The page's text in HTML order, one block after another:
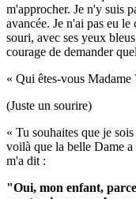
m'approcher. Je n'y suis
avancée. Je n'ai pas eu
souri, avec ses yeux
courage de demander
« Qui êtes-vous Madame
(Juste un sourire)
« Tu souhaites que je
voilà que la belle Dame a
m'a dit :
"Oui, mon enfant,